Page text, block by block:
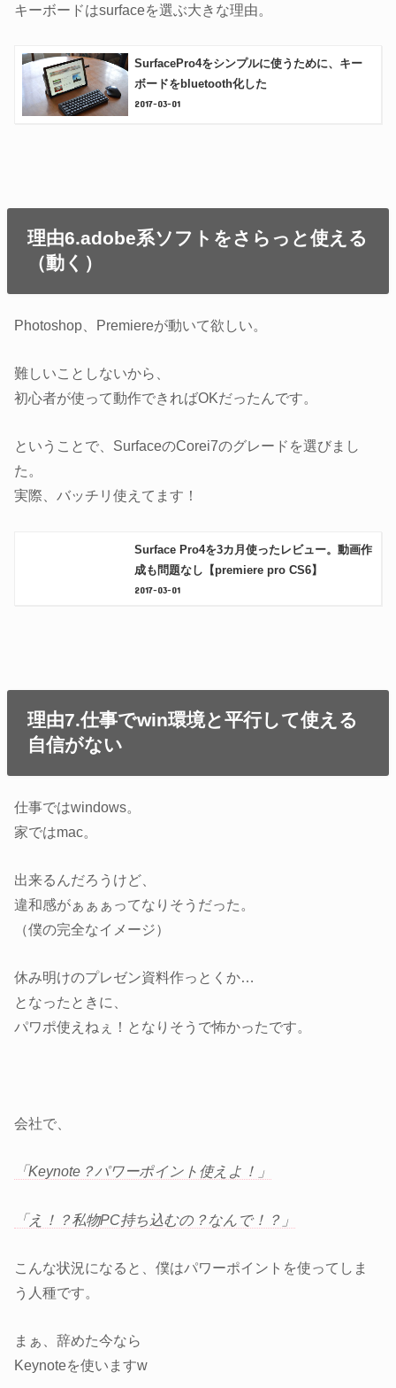
キーボードはsurfaceを選ぶ大きな理由。
SurfacePro4をシンプルに使うために、キー
ボードをbluetooth化した
2017-03-01
理由6.adobe系ソフトをさらっと使える
（動く）
Photoshop、Premiereが動いて欲しい。
難しいことしないから、
初心者が使って動作できればOKだったんです。
ということで、SurfaceのCorei7のグレードを選びまし
た。
実際、バッチリ使えてます！
Surface Pro4を3カ月使ったレビュー。動画作
成も問題なし【premiere pro CS6】
2017-03-01
理由7.仕事でwin環境と平行して使える
自信がない
仕事ではwindows。
家ではmac。
出来るんだろうけど、
違和感がぁぁぁってなりそうだった。
（僕の完全なイメージ）
休み明けのプレゼン資料作っとくか…
となったときに、
パワポ使えねぇ！となりそうで怖かったです。
会社で、
「Keynote？パワーポイント使えよ！」
「え！？私物PC持ち込むの？なんで！？」
こんな状況になると、僕はパワーポイントを使ってしま
う人種です。
まぁ、辞めた今なら
Keynoteを使いますw